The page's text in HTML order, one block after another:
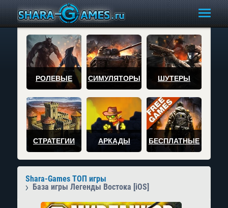
РОЛЕВЫЕ СИМУЛЯТОРЫ ШУТЕРЫ
СТРАТЕГИИ АРКАДЫ БЕСПЛАТНЫЕ
Shara-Games ТОП игры
База игры Легенды Востока [iOS]